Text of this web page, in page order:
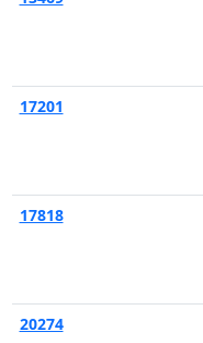
17201
17818
20274